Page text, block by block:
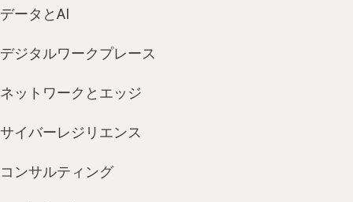
データとAI
デジタルワークプレース
ネットワークとエッジ
サイバーレジリエンス
コンサルティング